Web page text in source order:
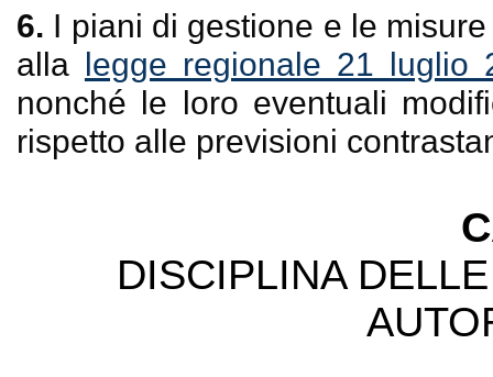
6. I piani di gestione e le
alla legge regionale 21 luglio
nonché le loro eventuali
rispetto alle previsioni
DISCIPLINA